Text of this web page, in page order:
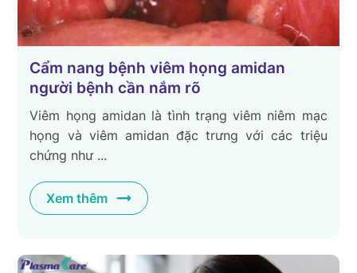
Cẩm nang bệnh viêm họng amidan
người bệnh cần nắm rõ
Viêm họng amidan là tình trạng viêm niêm mạc
họng và viêm amidan đặc trưng với các triệu
chứng như ...
Xem thêm